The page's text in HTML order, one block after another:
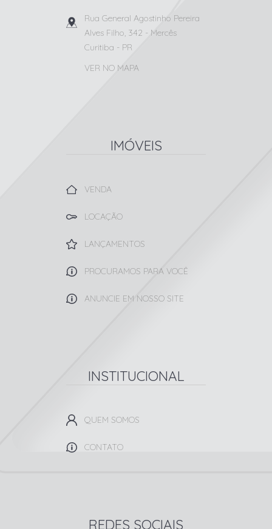
Rua General Agostinho Pereira
Alves Filho, 342 - Mercês
Curitiba - PR
VER NO MAPA
IMÓVEIS
VENDA
LOCAÇÃO
LANÇAMENTOS
PROCURAMOS PARA VOCÊ
ANUNCIE EM NOSSO SITE
INSTITUCIONAL
QUEM SOMOS
CONTATO
REDES SOCIAIS